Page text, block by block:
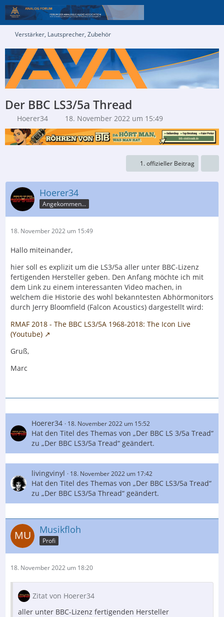
Verstärker, Lautsprecher, Zubehör
Der BBC LS3/5a Thread
Hoerer34 18. November 2022 um 15:49
1. offizieller Beitrag
Hoerer34
Angekommen...
18. November 2022 um 15:49
Hallo miteinander,
hier soll es explizit um die LS3/5a aller unter BBC-Lizenz
fertigenden Hersteller geben. Den Anfang möchte ich mit
dem Link zu einem interessanten Video machen, in
welchem die Historie des wohl bekanntesten Abhörmonitors
durch Jerry Bloomfield (Falcon Acoustics) dargestellt wird:
RMAF 2018 - The BBC LS3/5A 1968-2018: The Icon Live
(Youtube)
Gruß,
Marc
Hoerer34 18. November 2022 um 15:52
Hat den Titel des Themas von „Der BBC LS 3/5a Tread“
zu „Der BBC LS3/5a Tread“ geändert.
livingvinyl 18. November 2022 um 17:42
Hat den Titel des Themas von „Der BBC LS3/5a Tread“
zu „Der BBC LS3/5a Thread“ geändert.
Musikfloh
Profi
18. November 2022 um 18:20
Zitat von Hoerer34
aller unter BBC-Lizenz fertigenden Hersteller